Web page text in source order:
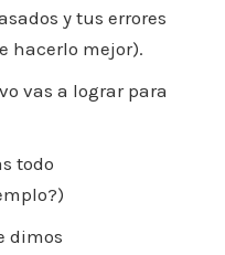
y tus errores
hacerlo mejor).
vas a lograr para
todo
dimos